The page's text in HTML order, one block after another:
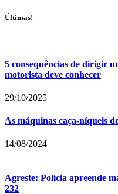
Últimas!
5 consequências de dirigir
motorista deve conhecer
29/10/2025
As máquinas caça-níqueis
14/08/2024
Agreste: Polícia apreende
232